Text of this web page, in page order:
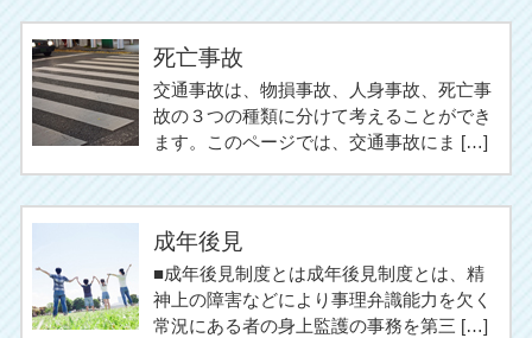
死亡事故
交通事故は、物損事故、人身事故、死亡事
故の３つの種類に分けて考えることができ
ます。このページでは、交通事故にま […]
成年後見
■成年後見制度とは成年後見制度とは、精
神上の障害などにより事理弁識能力を欠く
常況にある者の身上監護の事務を第三 […]